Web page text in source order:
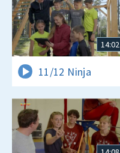
14:02
11/12 Ninja